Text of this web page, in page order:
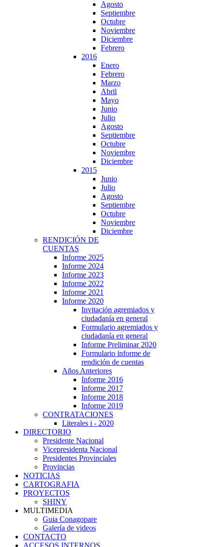
Agosto
Septiembre
Octubre
Noviembre
Diciembre
Febrero
2016
Enero
Febrero
Marzo
Abril
Mayo
Junio
Julio
Agosto
Septiembre
Octubre
Noviembre
Diciembre
2015
Junio
Julio
Agosto
Septiembre
Octubre
Noviembre
Diciembre
RENDICIÓN DE
CUENTAS
Informe 2025
Informe 2024
Informe 2023
Informe 2022
Informe 2021
Informe 2020
Invitación agremiados y
ciudadanía en general
Formulario agremiados y
ciudadanía en general
Informe Preliminar 2020
Formulario informe de
rendición de cuentas
Años Anteriores
Informe 2016
Informe 2017
Informe 2018
Informe 2019
CONTRATACIONES
Literales i - 2020
DIRECTORIO
Presidente Nacional
Vicepresidenta Nacional
Presidentes Provinciales
Provincias
NOTICIAS
CARTOGRAFIA
PROYECTOS
SHINY
MULTIMEDIA
Guia Conagopare
Galería de videos
CONTACTO
ACCESOS INTERNOS